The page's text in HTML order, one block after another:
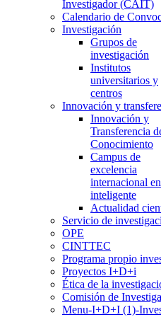
Investigador (CAIT)
Calendario de
Investigación
Grupos de
investigación
Institutos
universitarios y
centros
Innovación y
Innovación y
Transferencia
Conocimiento
Campus de
excelencia
internacional
inteligente
Actualidad
Servicio de
OPE
CINTTEC
Programa propio
Proyectos I+D+i
Ética de la
Comisión de
Menu-I+D+I (1)-